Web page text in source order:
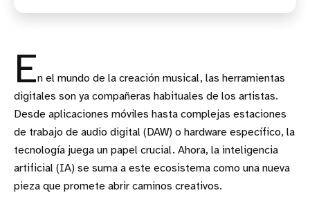
En el mundo de la creación musical, las herramientas
digitales son ya compañeras habituales de los artistas.
Desde aplicaciones móviles hasta complejas estaciones
de trabajo de audio digital (DAW) o hardware específico, la
tecnología juega un papel crucial. Ahora, la inteligencia
artificial (IA) se suma a este ecosistema como una nueva
pieza que promete abrir caminos creativos.